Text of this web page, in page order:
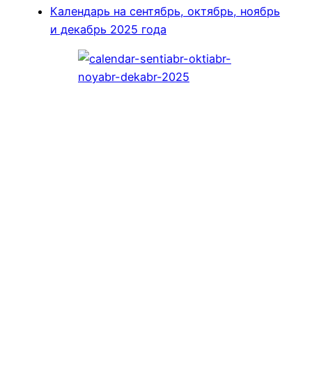
Календарь на сентябрь, октябрь, ноябрь
и декабрь 2025 года